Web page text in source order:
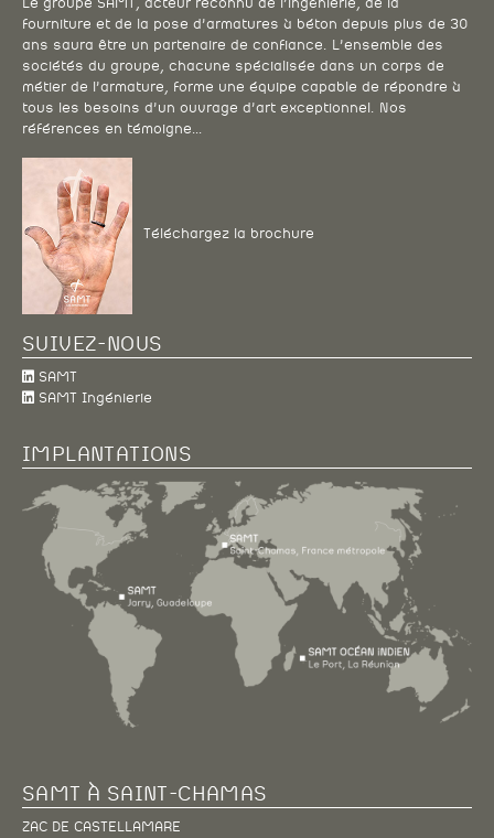
Le groupe SAMT, acteur reconnu de l’ingénierie, de la
fourniture et de la pose d’armatures à béton depuis plus de 30
ans saura être un partenaire de confiance. L’ensemble des
sociétés du groupe, chacune spécialisée dans un corps de
métier de l’armature, forme une équipe capable de répondre à
tous les besoins d’un ouvrage d’art exceptionnel. Nos
références en témoigne…
Téléchargez la brochure
SUIVEZ-NOUS
SAMT
SAMT Ingénierie
IMPLANTATIONS
SAMT À SAINT-CHAMAS
ZAC DE CASTELLAMARE